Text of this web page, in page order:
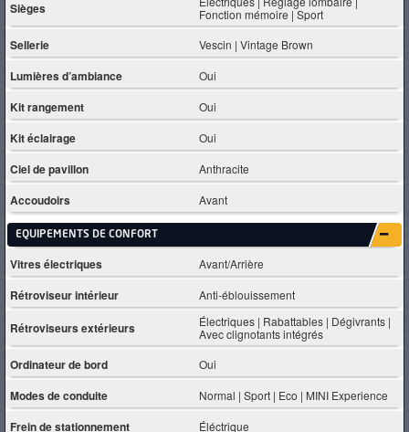
Sièges
Fonction mémoire | Sport
Sellerie Vescin | Vintage Brown
Lumières d’ambiance Oui
Kit rangement Oui
Kit éclairage Oui
Ciel de pavillon Anthracite
Accoudoirs Avant
EQUIPEMENTS DE CONFORT
Vitres électriques Avant/Arrière
Rétroviseur intérieur Anti-éblouissement
Rétroviseurs extérieurs
Électriques | Rabattables | Dégivrants |
Avec clignotants intégrés
Ordinateur de bord Oui
Modes de conduite Normal | Sport | Eco | MINI Experience
Frein de stationnement Éléctrique